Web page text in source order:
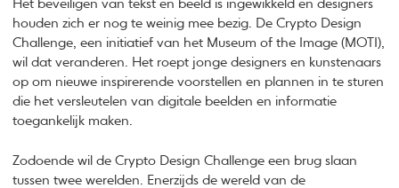
Het beveiligen van tekst en beeld is ingewikkeld en designers
houden zich er nog te weinig mee bezig. De Crypto Design
Challenge, een initiatief van het Museum of the Image (MOTI),
wil dat veranderen. Het roept jonge designers en kunstenaars
op om nieuwe inspirerende voorstellen en plannen in te sturen
die het versleutelen van digitale beelden en informatie
toegankelijk maken.
Zodoende wil de Crypto Design Challenge een brug slaan
tussen twee werelden. Enerzijds de wereld van de